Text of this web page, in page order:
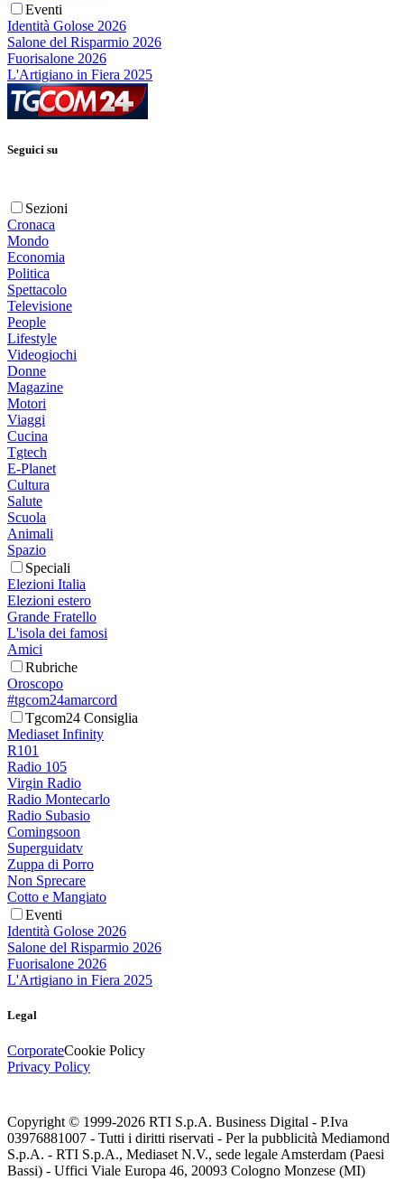
Eventi
Identità Golose 2026
Salone del Risparmio 2026
Fuorisalone 2026
L'Artigiano in Fiera 2025
Seguici su
Sezioni
Cronaca
Mondo
Economia
Politica
Spettacolo
Televisione
People
Lifestyle
Videogiochi
Donne
Magazine
Motori
Viaggi
Cucina
Tgtech
E-Planet
Cultura
Salute
Scuola
Animali
Spazio
Speciali
Elezioni Italia
Elezioni estero
Grande Fratello
L'isola dei famosi
Amici
Rubriche
Oroscopo
#tgcom24amarcord
Tgcom24 Consiglia
Mediaset Infinity
R101
Radio 105
Virgin Radio
Radio Montecarlo
Radio Subasio
Comingsoon
Superguidatv
Zuppa di Porro
Non Sprecare
Cotto e Mangiato
Eventi
Identità Golose 2026
Salone del Risparmio 2026
Fuorisalone 2026
L'Artigiano in Fiera 2025
Legal
CorporateCookie Policy
Privacy Policy
Copyright © 1999-2026 RTI S.p.A. Business Digital - P.Iva
03976881007 - Tutti i diritti riservati - Per la pubblicità Mediamond
S.p.A. - RTI S.p.A., Mediaset N.V., sede legale Amsterdam (Paesi
Bassi) - Uffici Viale Europa 46, 20093 Cologno Monzese (MI)